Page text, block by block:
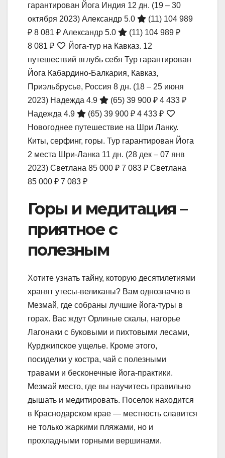
гарантирован Йога Индия 12 дн. (19 – 30
октября 2023) Александр 5.0 (11) 104 989
₽ 8 081 ₽ Александр 5.0 (11) 104 989 ₽
8 081 ₽
Йога-тур на Кавказ. 12
путешествий вглубь себя Тур гарантирован
Йога Кабардино-Балкария, Кавказ,
Приэльбрусье, Россия 8 дн. (18 – 25 июня
2023) Надежда 4.9 (65) 39 900 ₽ 4 433 ₽
Надежда 4.9
(65) 39 900 ₽ 4 433 ₽
Новогоднее путешествие на Шри Ланку.
Киты, серфинг, горы. Тур гарантирован Йога
2 места Шри-Ланка 11 дн. (28 дек – 07 янв
2023) Светлана 85 000 ₽ 7 083 ₽ Светлана
85 000 ₽ 7 083 ₽
Горы и медитация –
приятное с
полезным
Хотите узнать тайну, которую десятилетиями
хранят утесы-великаны? Вам однозначно в
Мезмай, где собраны лучшие йога-туры в
горах. Вас ждут Орлиные скалы, нагорье
Лагонаки с буковыми и пихтовыми лесами,
Курджипское ущелье. Кроме этого,
посиделки у костра, чай с полезными
травами и бесконечные йога-практики.
Мезмай место, где вы научитесь правильно
дышать и медитировать. Поселок находится
в Краснодарском крае — местность славится
не только жаркими пляжами, но и
прохладными горными вершинами.